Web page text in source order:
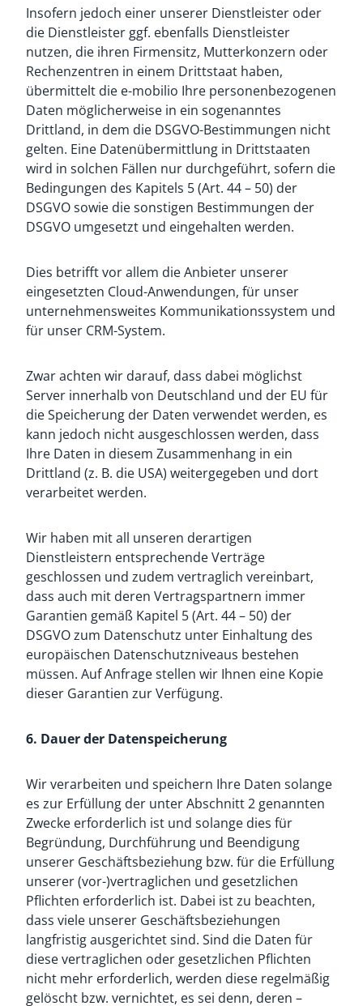
Insofern jedoch einer unserer Dienstleister oder
die Dienstleister ggf. ebenfalls Dienstleister
nutzen, die ihren Firmensitz, Mutterkonzern oder
Rechenzentren in einem Drittstaat haben,
übermittelt die e-mobilio Ihre personenbezogenen
Daten möglicherweise in ein sogenanntes
Drittland, in dem die DSGVO-Bestimmungen nicht
gelten. Eine Datenübermittlung in Drittstaaten
wird in solchen Fällen nur durchgeführt, sofern die
Bedingungen des Kapitels 5 (Art. 44 – 50) der
DSGVO sowie die sonstigen Bestimmungen der
DSGVO umgesetzt und eingehalten werden.
Dies betrifft vor allem die Anbieter unserer
eingesetzten Cloud-Anwendungen, für unser
unternehmensweites Kommunikationssystem und
für unser CRM-System.
Zwar achten wir darauf, dass dabei möglichst
Server innerhalb von Deutschland und der EU für
die Speicherung der Daten verwendet werden, es
kann jedoch nicht ausgeschlossen werden, dass
Ihre Daten in diesem Zusammenhang in ein
Drittland (z. B. die USA) weitergegeben und dort
verarbeitet werden.
Wir haben mit all unseren derartigen
Dienstleistern entsprechende Verträge
geschlossen und zudem vertraglich vereinbart,
dass auch mit deren Vertragspartnern immer
Garantien gemäß Kapitel 5 (Art. 44 – 50) der
DSGVO zum Datenschutz unter Einhaltung des
europäischen Datenschutzniveaus bestehen
müssen. Auf Anfrage stellen wir Ihnen eine Kopie
dieser Garantien zur Verfügung.
6. Dauer der Datenspeicherung
Wir verarbeiten und speichern Ihre Daten solange
es zur Erfüllung der unter Abschnitt 2 genannten
Zwecke erforderlich ist und solange dies für
Begründung, Durchführung und Beendigung
unserer Geschäftsbeziehung bzw. für die Erfüllung
unserer (vor-)vertraglichen und gesetzlichen
Pflichten erforderlich ist. Dabei ist zu beachten,
dass viele unserer Geschäftsbeziehungen
langfristig ausgerichtet sind. Sind die Daten für
diese vertraglichen oder gesetzlichen Pflichten
nicht mehr erforderlich, werden diese regelmäßig
gelöscht bzw. vernichtet, es sei denn, deren –